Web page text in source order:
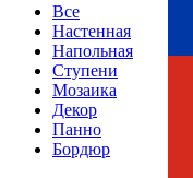
Все
Настенная
Напольная
Ступени
Мозаика
Декор
Панно
Бордюр